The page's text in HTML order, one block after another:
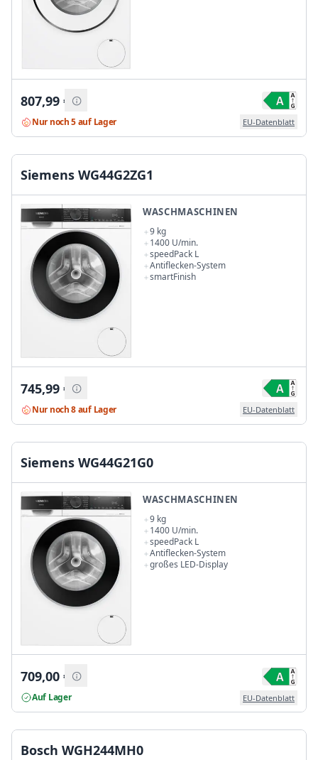
807,99 €
Nur noch 5 auf Lager EU-Datenblatt
Siemens WG44G2ZG1
WASCHMASCHINEN
9 kg
1400 U/min.
speedPack L
Antiflecken-System
smartFinish
745,99 €
Nur noch 8 auf Lager EU-Datenblatt
Siemens WG44G21G0
WASCHMASCHINEN
9 kg
1400 U/min.
speedPack L
Antiflecken-System
großes LED-Display
709,00 €
Auf Lager EU-Datenblatt
Bosch WGH244MH0